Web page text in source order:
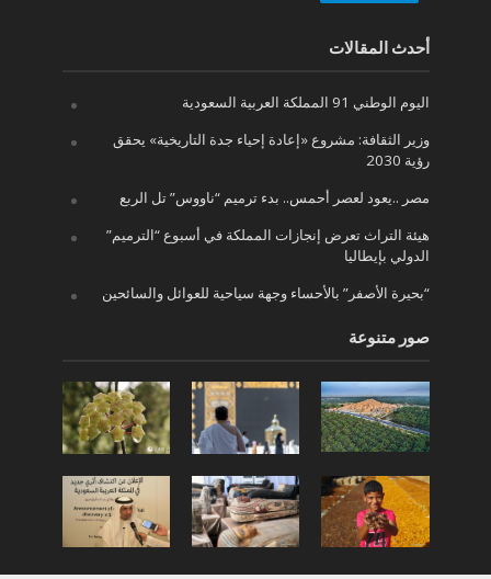
أحدث المقالات
اليوم الوطني 91 المملكة العربية السعودية
وزير الثقافة: مشروع «إعادة إحياء جدة التاريخية» يحقق
رؤية 2030
مصر ..يعود لعصر أحمس.. بدء ترميم “ناووس” تل الربع
هيئة التراث تعرض إنجازات المملكة في أسبوع “الترميم”
الدولي بإيطاليا
“بحيرة الأصفر” بالأحساء وجهة سياحية للعوائل والسائحين
صور متنوعة